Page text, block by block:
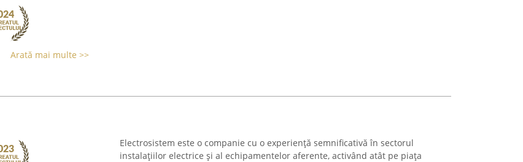
Arată mai multe >>
Electrosistem este o companie cu o experiență semnificativă în sectorul
instalațiilor electrice și al echipamentelor aferente, activând atât pe piața